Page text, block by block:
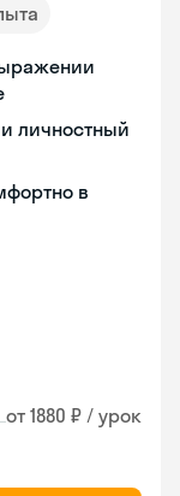
личностный
в
от 1880 ₽ / урок